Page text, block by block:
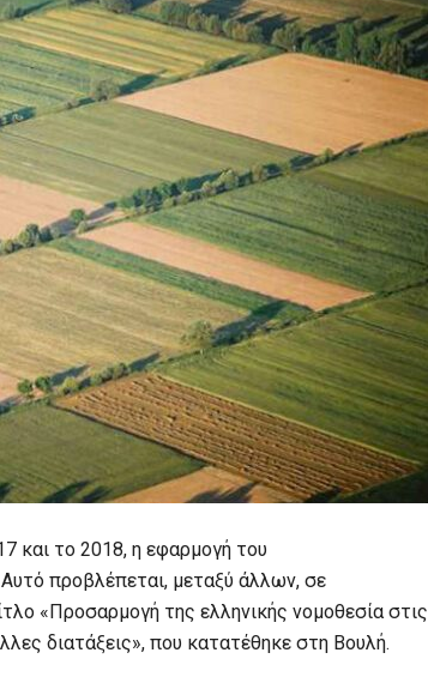
και το 2018, η εφαρμογή του
Αυτό προβλέπεται, μεταξύ άλλων, σε
«Προσαρμογή της ελληνικής νομοθεσία στις
διατάξεις», που κατατέθηκε στη Βουλή.